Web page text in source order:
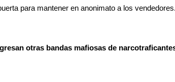
para mantener en anonimato a los
otras bandas mafiosas de